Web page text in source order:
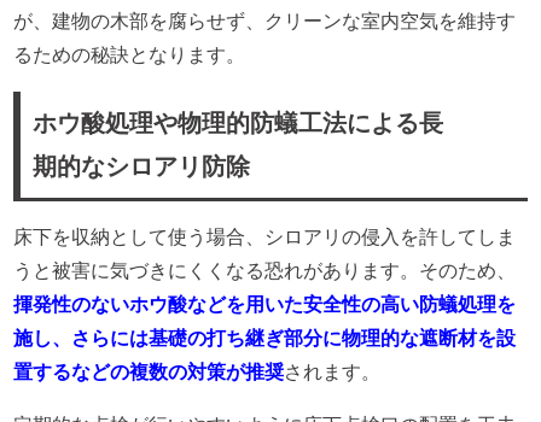
が、建物の木部を腐らせず、クリーンな室内空気を維持す
るための秘訣となります。
ホウ酸処理や物理的防蟻工法による長
期的なシロアリ防除
床下を収納として使う場合、シロアリの侵入を許してしま
うと被害に気づきにくくなる恐れがあります。そのため、
揮発性のないホウ酸などを用いた安全性の高い防蟻処理を
施し、さらには基礎の打ち継ぎ部分に物理的な遮断材を設
置するなどの複数の対策が推奨されます。